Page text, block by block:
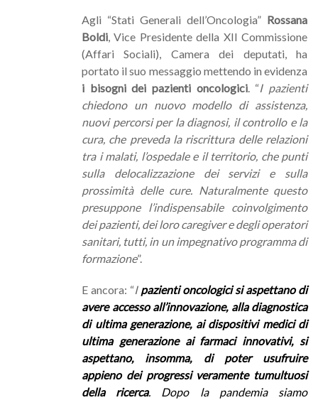
Agli “Stati Generali dell’Oncologia” Rossana
Boldi, Vice Presidente della XII Commissione
(Affari Sociali), Camera dei deputati, ha
portato il suo messaggio mettendo in evidenza
i bisogni dei pazienti oncologici. “I pazienti
chiedono un nuovo modello di assistenza,
nuovi percorsi per la diagnosi, il controllo e la
cura, che preveda la riscrittura delle relazioni
tra i malati, l’ospedale e il territorio, che punti
sulla delocalizzazione dei servizi e sulla
prossimità delle cure. Naturalmente questo
presuppone l’indispensabile coinvolgimento
dei pazienti, dei loro caregiver e degli operatori
sanitari, tutti, in un impegnativo programma di
formazione”.
E ancora: “I pazienti oncologici si aspettano di
avere accesso all’innovazione, alla diagnostica
di ultima generazione, ai dispositivi medici di
ultima generazione ai farmaci innovativi, si
aspettano, insomma, di poter usufruire
appieno dei progressi veramente tumultuosi
della ricerca. Dopo la pandemia siamo